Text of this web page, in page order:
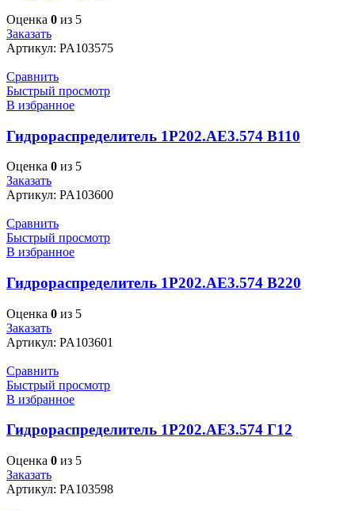
Оценка 0 из 5
Заказать
Артикул: PA103575
Сравнить
Быстрый просмотр
В избранное
Гидрораспределитель 1Р202.АЕ3.574 В110
Оценка 0 из 5
Заказать
Артикул: PA103600
Сравнить
Быстрый просмотр
В избранное
Гидрораспределитель 1Р202.АЕ3.574 В220
Оценка 0 из 5
Заказать
Артикул: PA103601
Сравнить
Быстрый просмотр
В избранное
Гидрораспределитель 1Р202.АЕ3.574 Г12
Оценка 0 из 5
Заказать
Артикул: PA103598